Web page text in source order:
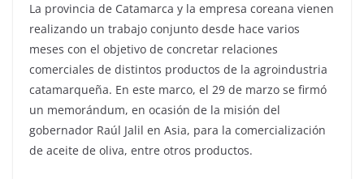
La provincia de Catamarca y la empresa coreana vienen
realizando un trabajo conjunto desde hace varios
meses con el objetivo de concretar relaciones
comerciales de distintos productos de la agroindustria
catamarqueña. En este marco, el 29 de marzo se firmó
un memorándum, en ocasión de la misión del
gobernador Raúl Jalil en Asia, para la comercialización
de aceite de oliva, entre otros productos.